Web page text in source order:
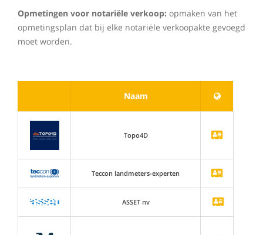
Opmetingen voor notariële verkoop: opmaken van het
opmetingsplan dat bij elke notariële verkoopakte gevoegd
moet worden.
Naam
Topo4D
Teccon landmeters-experten
ASSET nv